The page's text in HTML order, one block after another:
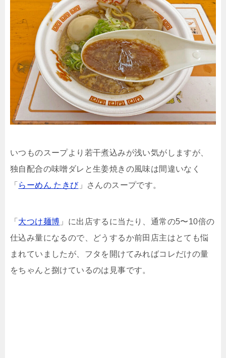
いつものスープより若干煮込みが浅い気がしますが、
独自配合の味噌ダレと生姜焼きの風味は間違いなく
「 らーめん たきび」さんのスープです。
「 大つけ麺博 」に出店するに当たり、通常の5〜10倍の
仕込み量になるので、どうするか前田店主はとても悩
まれていましたが、フタを開けてみればコレだけの量
をちゃんと捌けているのは見事です。